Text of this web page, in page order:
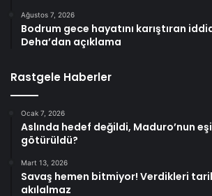
Ağustos 7, 2026
Bodrum gece hayatını karıştıran
Deha’dan açıklama
Rastgele Haberler
Ocak 7, 2026
Aslında hedef değildi, Maduro’nun
götürüldü?
Mart 13, 2026
Savaş hemen bitmiyor! Verdikleri
akılalmaz